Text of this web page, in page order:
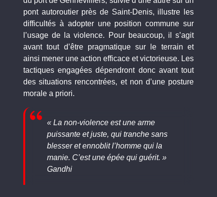
pont autoroutier près de Saint-Denis, illustre les
difficultés à adopter une position commune sur
l’usage de la violence. Pour beaucoup, il s’agit
avant tout d’être pragmatique sur le terrain et
ainsi mener une action efficace et victorieuse. Les
tactiques engagées dépendront donc avant tout
des situations rencontrées, et non d’une posture
morale a priori.
« La non-violence est une arme
puissante et juste, qui tranche sans
blesser et ennoblit l’homme qui la
manie. C’est une épée qui guérit. »
Gandhi